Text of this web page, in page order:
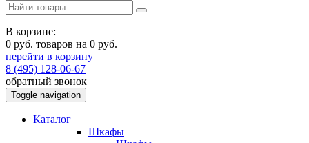
В корзине:
0 руб. товаров на 0 руб.
перейти в корзину
8 (495) 128-06-67
обратный звонок
Toggle navigation
Каталог
Шкафы